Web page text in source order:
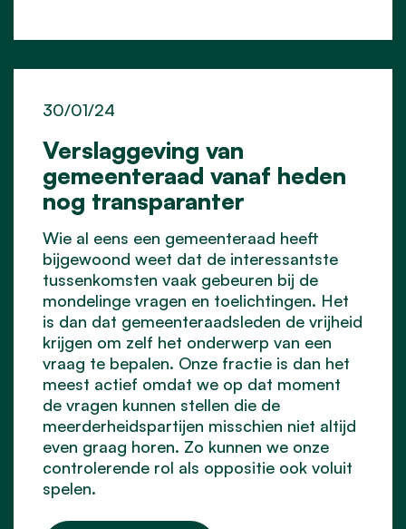
Verslaggeving van
gemeenteraad vanaf heden
nog transparanter
30/01/24
Wie al eens een gemeenteraad heeft
bijgewoond weet dat de interessantste
tussenkomsten vaak gebeuren bij de
mondelinge vragen en toelichtingen. Het
is dan dat gemeenteraadsleden de vrijheid
krijgen om zelf het onderwerp van een
vraag te bepalen. Onze fractie is dan het
meest actief omdat we op dat moment
de vragen kunnen stellen die de
meerderheidspartijen misschien niet altijd
even graag horen. Zo kunnen we onze
controlerende rol als oppositie ook voluit
spelen.